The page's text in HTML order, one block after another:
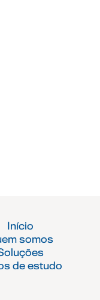
Início
somos
de estudo